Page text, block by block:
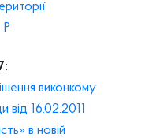
Р
виконкому
від 16.02.2011
в новій